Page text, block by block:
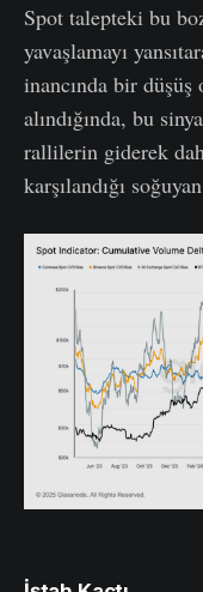
Spot talepteki bu
yavaşlamayı
inancında bir
alındığında, bu
rallilerin giderek
karşılandığı